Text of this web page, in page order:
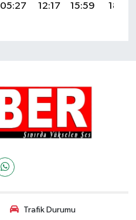
05:27 12:17 15:59 18:58
Trafik Durumu